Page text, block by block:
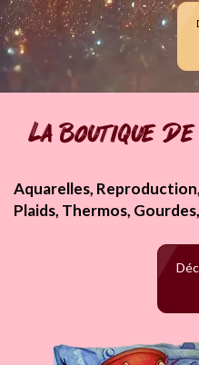
La boutique
Aquarelles,
Plaids, Thermos,